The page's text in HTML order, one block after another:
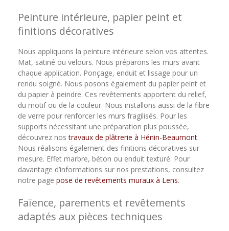
Peinture intérieure, papier peint et
finitions décoratives
Nous appliquons la peinture intérieure selon vos attentes.
Mat, satiné ou velours. Nous préparons les murs avant
chaque application. Ponçage, enduit et lissage pour un
rendu soigné. Nous posons également du papier peint et
du papier à peindre. Ces revêtements apportent du relief,
du motif ou de la couleur. Nous installons aussi de la fibre
de verre pour renforcer les murs fragilisés. Pour les
supports nécessitant une préparation plus poussée,
découvrez nostravaux de plâtrerie à Hénin-Beaumont.
Nous réalisons également des finitions décoratives sur
mesure. Effet marbre, béton ou enduit texturé. Pour
davantage d’informations sur nos prestations, consultez
notre page pose de revêtements muraux à Lens.
Faïence, parements et revêtements
adaptés aux pièces techniques